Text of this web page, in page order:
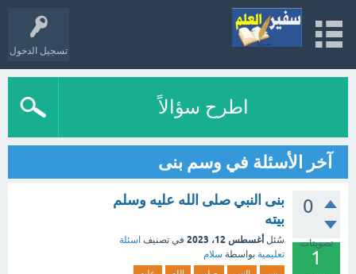
تسجيل الدخول
اطرح سؤالاً
آخر الأسئلة في وسم بنى
0
تصويتات
1
بنى النبي صلى الله عليه وسلم
بيته
سُئل أغسطس 12، 2023 في تصنيف اسئلة
تعليمية بواسطة سلام